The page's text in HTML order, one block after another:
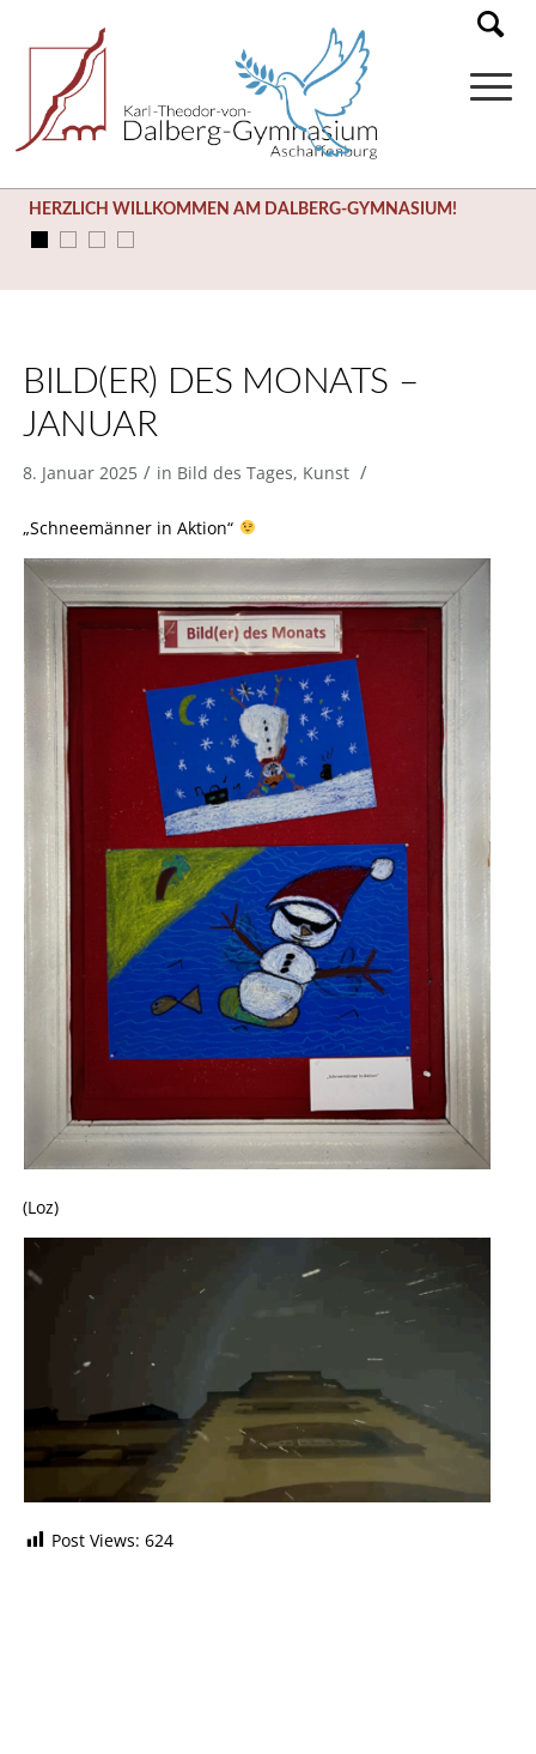
HERZLICH WILLKOMMEN AM DALBERG-GYMNASIUM!
BILD(ER) DES MONATS –
JANUAR
8. Januar 2025 / in Bild des Tages, Kunst /
„Schneemänner in Aktion“
(Loz)
Post Views: 624